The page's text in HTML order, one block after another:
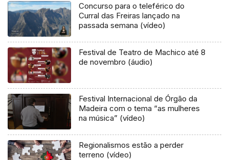
Concurso para o teleférico do
Curral das Freiras lançado na
passada semana (vídeo)
Festival de Teatro de Machico até 8
de novembro (áudio)
Festival Internacional de Órgão da
Madeira com o tema “as mulheres
na música” (vídeo)
Regionalismos estão a perder
terreno (vídeo)